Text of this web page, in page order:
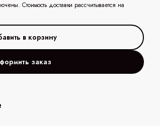
Стоимость доставки рассчитывается на
заказ